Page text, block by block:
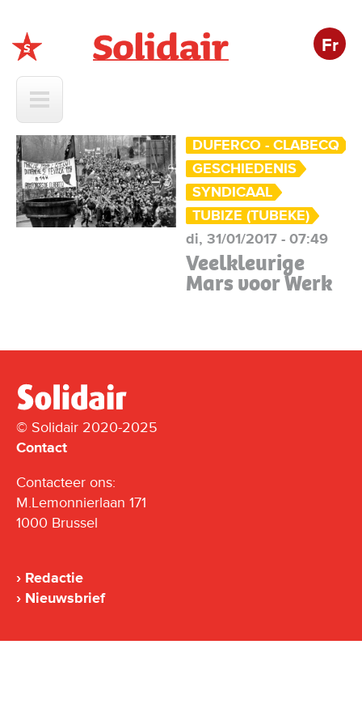
Fr
DUFERCO - CLABECQ
GESCHIEDENIS
SYNDICAAL
TUBIZE (TUBEKE)
di, 31/01/2017 - 07:49
Veelkleurige
Mars voor Werk
© Solidair 2020-2025
Contact
Contacteer ons:
M.Lemonnierlaan 171
1000 Brussel
Redactie
Nieuwsbrief